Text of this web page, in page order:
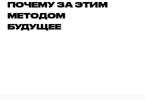
ПОЧЕМУ ЗА ЭТИМ
МЕТОДОМ
БУДУЩЕЕ